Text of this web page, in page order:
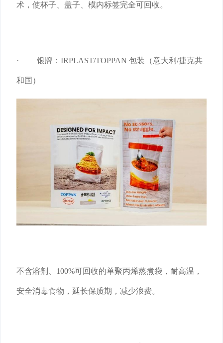
术，使杯子、盖子、模内标签完全可回收。
· 银牌：IRPLAST/TOPPAN 包装（意大利/捷克共
和国）
不含溶剂、100%可回收的单聚丙烯蒸煮袋，耐高温，
安全消毒食物，延长保质期，减少浪费。